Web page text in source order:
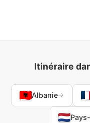
Itinéraire
Albanie→